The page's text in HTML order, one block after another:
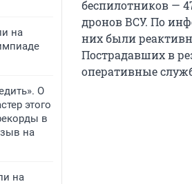
на
О
этого
в
на
на
беспилотников —
дронов ВСУ. По
них были
Пострадавших в
оперативные